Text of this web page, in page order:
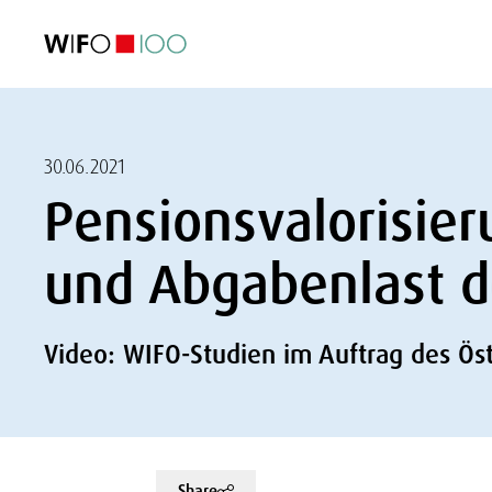
30.06.2021
und Abgabenlast
Video: WIFO-Studien im Auftrag des